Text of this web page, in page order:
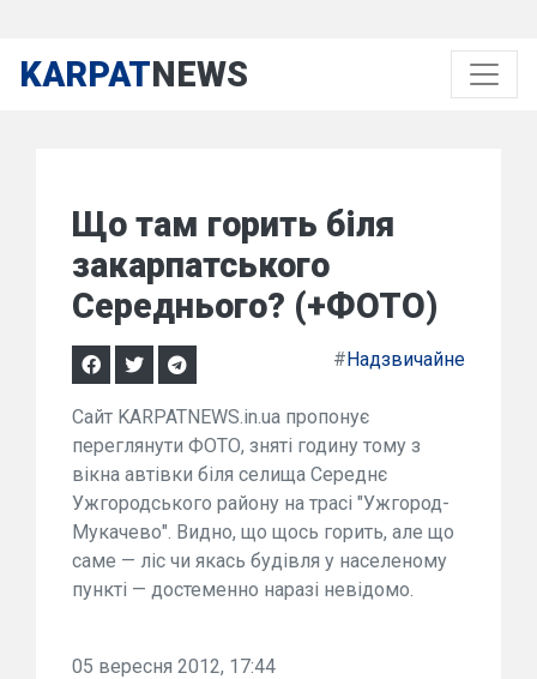
KARPATNEWS
Що там горить біля
закарпатського
Середнього? (+ФОТО)
#Надзвичайне
Сайт KARPATNEWS.in.ua пропонує
переглянути ФОТО, зняті годину тому з
вікна автівки біля селища Середнє
Ужгородського району на трасі "Ужгород-
Мукачево". Видно, що щось горить, але що
саме — ліс чи якась будівля у населеному
пункті — достеменно наразі невідомо.
05 вересня 2012, 17:44